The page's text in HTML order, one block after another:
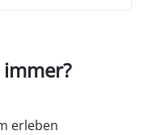
erleben